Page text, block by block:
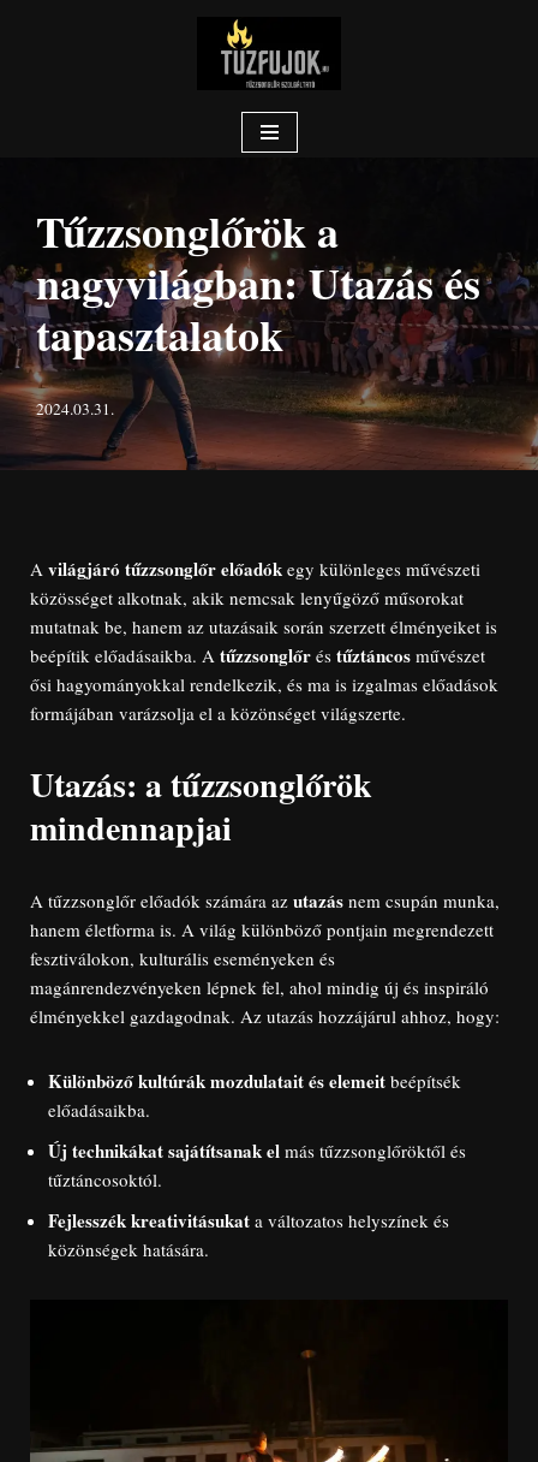
Tűzzsonglőrök a
nagyvilágban: Utazás és
tapasztalatok
2024.03.31.
A világjáró tűzzsonglőr előadók egy különleges művészeti
közösséget alkotnak, akik nemcsak lenyűgöző műsorokat
mutatnak be, hanem az utazásaik során szerzett élményeiket is
beépítik előadásaikba. A tűzzsonglőr és tűztáncos művészet
ősi hagyományokkal rendelkezik, és ma is izgalmas előadások
formájában varázsolja el a közönséget világszerte.
Utazás: a tűzzsonglőrök
mindennapjai
A tűzzsonglőr előadók számára az utazás nem csupán munka,
hanem életforma is. A világ különböző pontjain megrendezett
fesztiválokon, kulturális eseményeken és
magánrendezvényeken lépnek fel, ahol mindig új és inspiráló
élményekkel gazdagodnak. Az utazás hozzájárul ahhoz, hogy:
Különböző kultúrák mozdulatait és elemeit beépítsék
előadásaikba.
Új technikákat sajátítsanak el más tűzzsonglőröktől és
tűztáncosoktól.
Fejlesszék kreativitásukat a változatos helyszínek és
közönségek hatására.